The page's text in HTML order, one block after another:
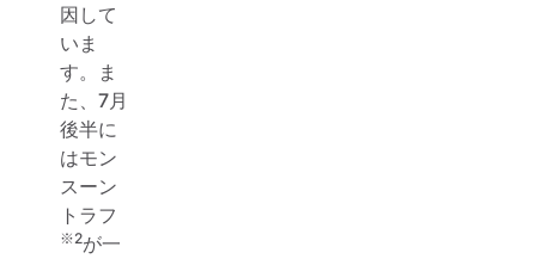
因して
いま
す。ま
た、7月
後半に
はモン
スーン
トラフ
※2が一